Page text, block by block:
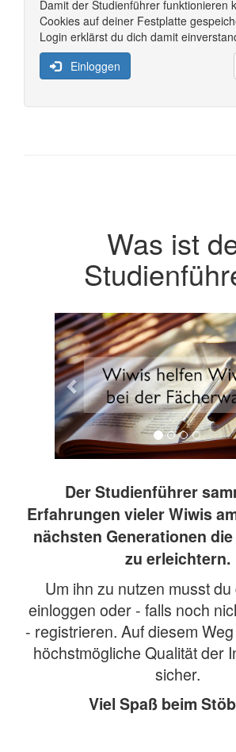
Damit der Studienführer funktionieren
Cookies auf deiner Festplatte
Login erklärst du dich damit
Einloggen
Was ist
Previous
Der Studienführer
Erfahrungen vieler Wiwis
nächsten Generationen
zu erleichtern.
Um ihn zu nutzen musst
einloggen oder - falls noch
- registrieren. Auf diesem
höchstmögliche Qualität der
sicher.
Viel Spaß beim